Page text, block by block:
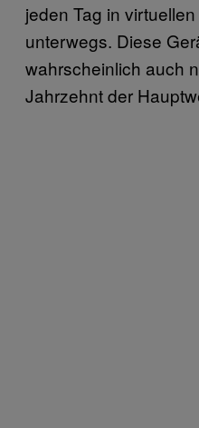
jeden Tag in
unterwegs. Diese
wahrscheinlich auch
Jahrzehnt der